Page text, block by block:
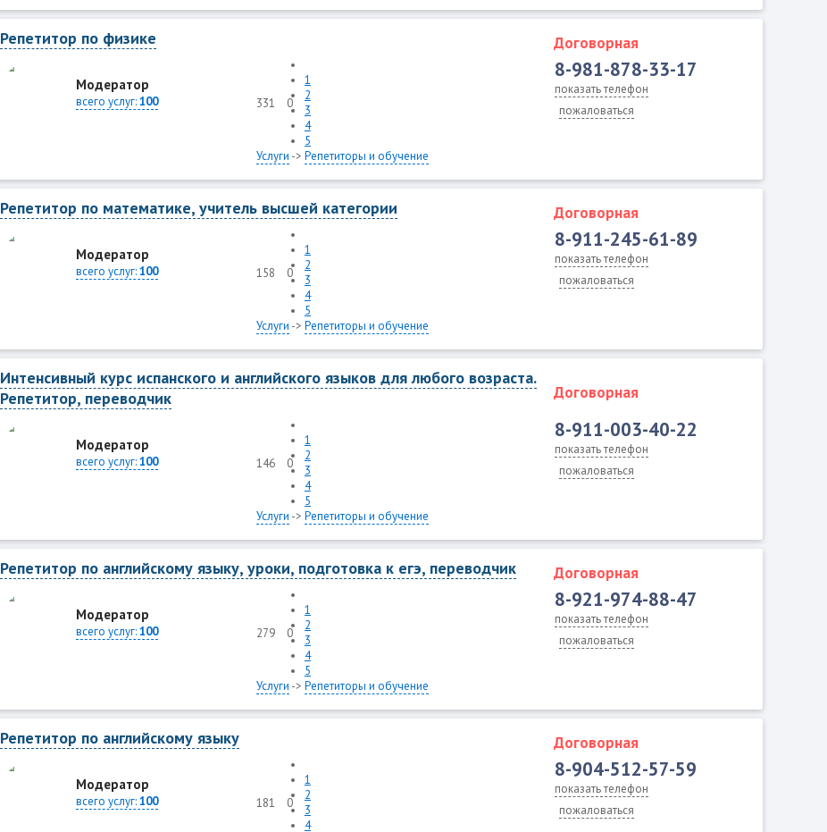
Репетитор по физике Договорная
Модератор
всего услуг:100 331 0
1
2
3
4
5
Услуги -> Репетиторы и обучение
8-981-878-33-17
показать телефон
пожаловаться
Репетитор по математике, учитель высшей категории Договорная
Модератор
всего услуг:100 158 0
1
2
3
4
5
Услуги -> Репетиторы и обучение
8-911-245-61-89
показать телефон
пожаловаться
Интенсивный курс испанского и английского языков для любого возраста.
Репетитор, переводчик
Договорная
Модератор
всего услуг:100 146 0
1
2
3
4
5
Услуги -> Репетиторы и обучение
8-911-003-40-22
показать телефон
пожаловаться
Репетитор по английскому языку, уроки, подготовка к егэ, переводчик Договорная
Модератор
всего услуг:100 279 0
1
2
3
4
5
Услуги -> Репетиторы и обучение
8-921-974-88-47
показать телефон
пожаловаться
Репетитор по английскому языку Договорная
Модератор
всего услуг:100 181 0
1
2
3
4
8-904-512-57-59
показать телефон
пожаловаться